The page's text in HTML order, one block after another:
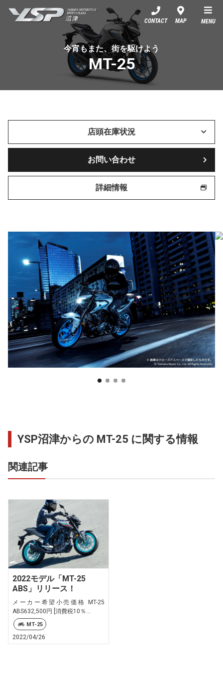
YSP沼津
CONTACT MAP MENU
今宵もまた、街を駆けよう
MT-25
店頭在庫状況
お問い合わせ
詳細情報
YSP沼津からの MT-25 に関する情報
関連記事
2022モデル「MT-25
ABS」リリース！
メーカー希望小売価格 MT-25
ABS632,500円 [消費税10％...
MT-25
2022/04/26